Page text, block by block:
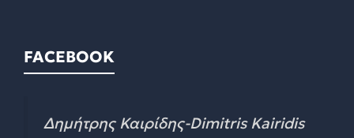
FACEBOOK
Δημήτρης Καιρίδης-Dimitris Kairidis